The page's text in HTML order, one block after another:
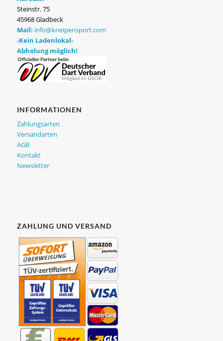
Steinstr. 75
45968 Gladbeck
Mail: info@kneipensport.com
-Kein Ladenlokal-
Abholung möglich!
INFORMATIONEN
Zahlungsarten
Versandarten
AGB
Kontakt
Newsletter
ZAHLUNG UND VERSAND